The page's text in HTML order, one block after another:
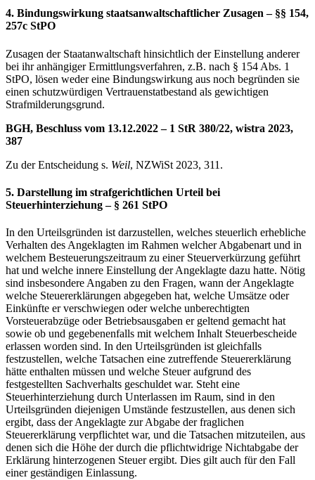
4. Bindungswirkung staatsanwaltschaftlicher Zusagen – §§ 154,
257c StPO
Zusagen der Staatanwaltschaft hinsichtlich der Einstellung anderer
bei ihr anhängiger Ermittlungsverfahren, z.B. nach § 154 Abs. 1
StPO, lösen weder eine Bindungswirkung aus noch begründen sie
einen schutzwürdigen Vertrauenstatbestand als gewichtigen
Strafmilderungsgrund.
BGH, Beschluss vom 13.12.2022 – 1 StR 380/22, wistra 2023,
387
Zu der Entscheidung s. Weil, NZWiSt 2023, 311.
5. Darstellung im strafgerichtlichen Urteil bei
Steuerhinterziehung – § 261 StPO
In den Urteilsgründen ist darzustellen, welches steuerlich erhebliche
Verhalten des Angeklagten im Rahmen welcher Abgabenart und in
welchem Besteuerungszeitraum zu einer Steuerverkürzung geführt
hat und welche innere Einstellung der Angeklagte dazu hatte. Nötig
sind insbesondere Angaben zu den Fragen, wann der Angeklagte
welche Steuererklärungen abgegeben hat, welche Umsätze oder
Einkünfte er verschwiegen oder welche unberechtigten
Vorsteuerabzüge oder Betriebsausgaben er geltend gemacht hat
sowie ob und gegebenenfalls mit welchem Inhalt Steuerbescheide
erlassen worden sind. In den Urteilsgründen ist gleichfalls
festzustellen, welche Tatsachen eine zutreffende Steuererklärung
hätte enthalten müssen und welche Steuer aufgrund des
festgestellten Sachverhalts geschuldet war. Steht eine
Steuerhinterziehung durch Unterlassen im Raum, sind in den
Urteilsgründen diejenigen Umstände festzustellen, aus denen sich
ergibt, dass der Angeklagte zur Abgabe der fraglichen
Steuererklärung verpflichtet war, und die Tatsachen mitzuteilen, aus
denen sich die Höhe der durch die pflichtwidrige Nichtabgabe der
Erklärung hinterzogenen Steuer ergibt. Dies gilt auch für den Fall
einer geständigen Einlassung.